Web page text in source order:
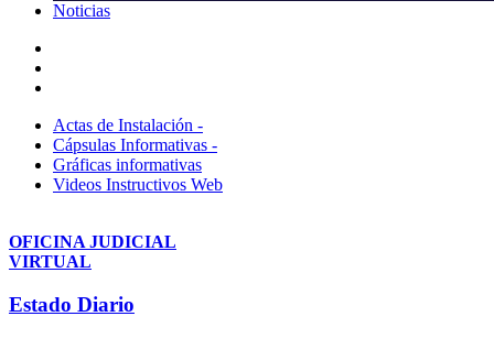
Noticias
Actas de Instalación -
Cápsulas Informativas -
Gráficas informativas
Videos Instructivos Web
OFICINA JUDICIAL
VIRTUAL
Estado Diario